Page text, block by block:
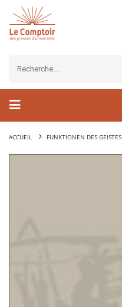
ACCUEIL FUNKTIONEN DES GEISTES